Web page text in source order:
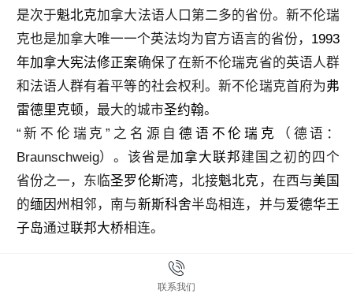
是次于魁北克加拿大法语人口第二多的省份。新不伦瑞
克也是加拿大唯一一个英法均为官方语言的省份， 1993
年加拿大宪法修正案确保了在新不伦瑞克省的英语人群
和法语人群有着平等的社会权利。新不伦瑞克首府为弗
雷德里克顿 ，最大的城市圣约翰。
“新不伦瑞克”之名源自德语 不伦瑞克
（德语：
Braunschweig）。该省是加拿大联邦建国之初的四个
省份之一，东临圣罗伦斯湾 ，北接魁北克 ，在西与美国
的缅因州 相邻，南与新斯科舍半岛相连，并与爱德华王
子岛通过联邦大桥相连。
联系我们